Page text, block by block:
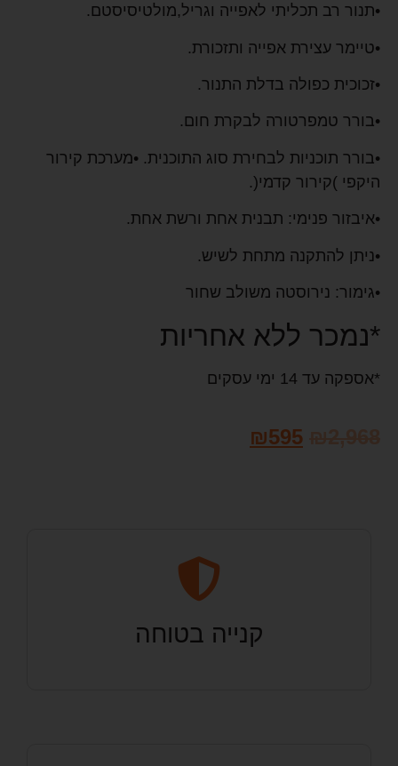
•תנור רב תכליתי לאפייה וגריל,מולטיסיסטם.
•טיימר עצירת אפייה ותזכורת.
•זכוכית כפולה בדלת התנור.
•בורר טמפרטורה לבקרת חום.
•בורר תוכניות לבחירת סוג התוכנית. •מערכת קירור
היקפי )קירור קדמי(.
•איבזור פנימי: תבנית אחת ורשת אחת.
•ניתן להתקנה מתחת לשיש.
•גימור: נירוסטה משולב שחור
*נמכר ללא אחריות
*אספקה עד 14 ימי עסקים
₪595
קנייה בטוחה